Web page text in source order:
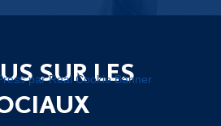
SUR LES
par Real Cookie Banner